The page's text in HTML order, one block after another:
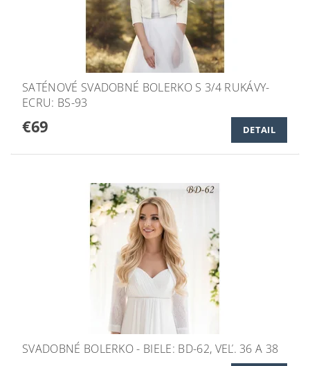
SATÉNOVÉ SVADOBNÉ BOLERKO S 3/4 RUKÁVY-
ECRU: BS-93
€69 DETAIL
SVADOBNÉ BOLERKO - BIELE: BD-62, VEĽ. 36 A 38